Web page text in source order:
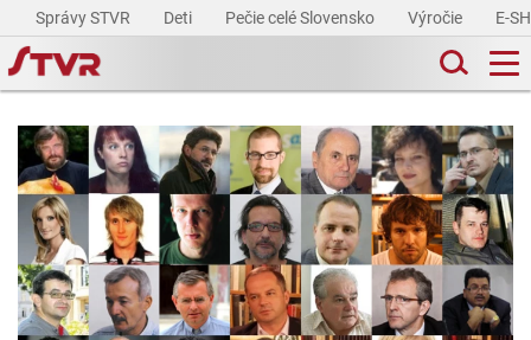
Správy STVR Deti Pečie celé Slovensko Výročie E-